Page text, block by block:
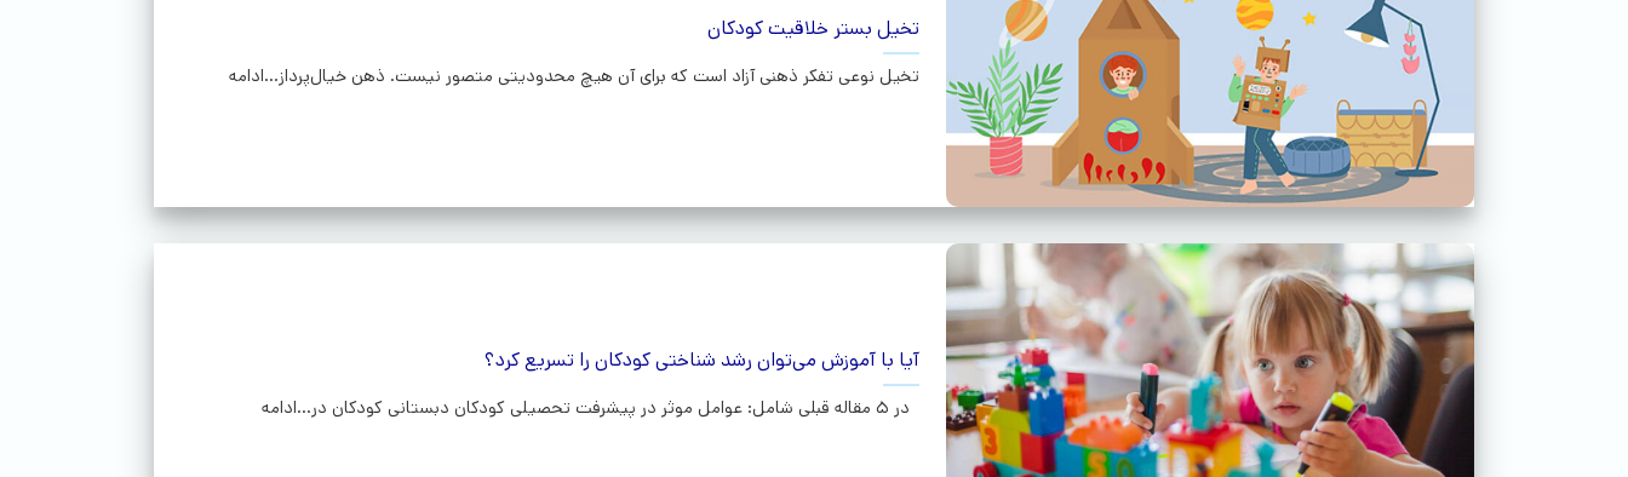
تخیل بستر خلاقیت کودکان
تخیل نوعی تفکر ذهنی آزاد است که برای آن هیچ محدودیتی متصور نیست. ذهن خیال‌پرداز...ادامه
آیا با آموزش می‌توان رشد شناختی کودکان را تسریع کرد؟
در 5 مقاله قبلی شامل: عوامل موثر در پیشرفت تحصیلی کودکان دبستانی کودکان در...ادامه